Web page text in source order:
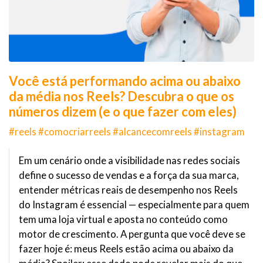
Você está performando acima ou abaixo
da média nos Reels? Descubra o que os
números dizem (e o que fazer com eles)
#reels #comocriarreels #alcancecomreels #instagram
Em um cenário onde a visibilidade nas redes sociais
define o sucesso de vendas e a força da sua marca,
entender métricas reais de desempenho nos Reels
do Instagram é essencial — especialmente para quem
tem uma loja virtual e aposta no conteúdo como
motor de crescimento. A pergunta que você deve se
fazer hoje é: meus Reels estão acima ou abaixo da